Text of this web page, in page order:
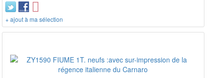
+ ajout à ma sélection